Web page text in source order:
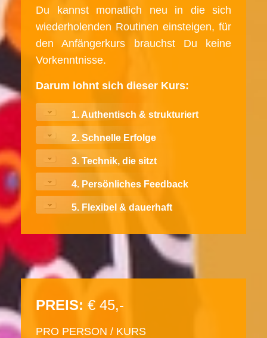
Du kannst monatlich neu in die sich
wiederholenden Routinen einsteigen, für
den Anfängerkurs brauchst Du keine
Vorkenntnisse.
Darum lohnt sich dieser Kurs:
1. Authentisch & strukturiert
2. Schnelle Erfolge
3. Technik, die sitzt
4. Persönliches Feedback
5. Flexibel & dauerhaft
PREIS: € 45,-
PRO PERSON / KURS